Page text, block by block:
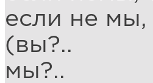
если не мы,
(вы?..
мы?..